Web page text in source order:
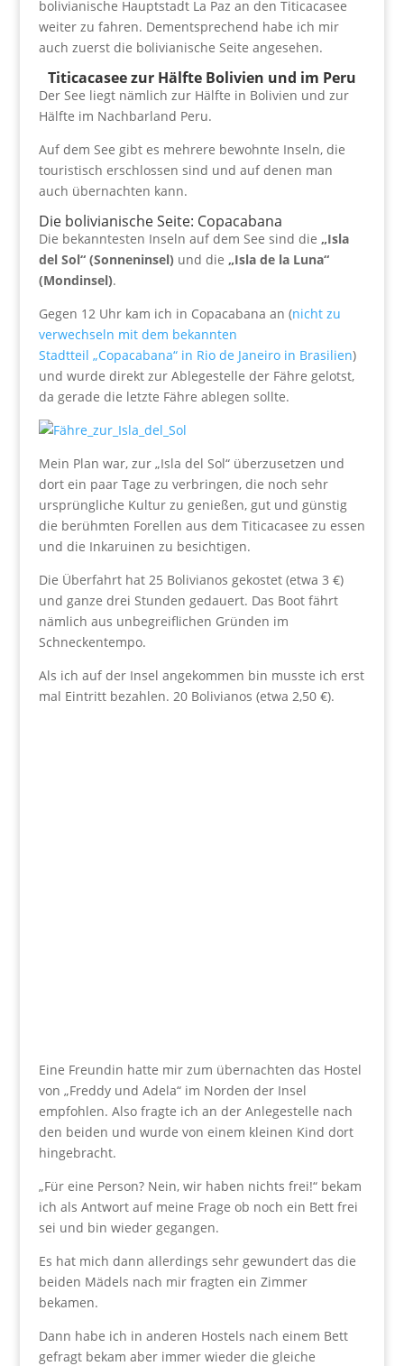
bolivianische Hauptstadt La Paz an den Titicacasee
weiter zu fahren. Dementsprechend habe ich mir
auch zuerst die bolivianische Seite angesehen.
Titicacasee zur Hälfte Bolivien und im Peru
Der See liegt nämlich zur Hälfte in Bolivien und zur
Hälfte im Nachbarland Peru.
Auf dem See gibt es mehrere bewohnte Inseln, die
touristisch erschlossen sind und auf denen man
auch übernachten kann.
Die bolivianische Seite: Copacabana
Die bekanntesten Inseln auf dem See sind die „Isla
del Sol“ (Sonneninsel) und die „Isla de la Luna“
(Mondinsel).
Gegen 12 Uhr kam ich in Copacabana an (nicht zu
verwechseln mit dem bekannten
Stadtteil „Copacabana“ in Rio de Janeiro in Brasilien)
und wurde direkt zur Ablegestelle der Fähre gelotst,
da gerade die letzte Fähre ablegen sollte.
Mein Plan war, zur „Isla del Sol“ überzusetzen und
dort ein paar Tage zu verbringen, die noch sehr
ursprüngliche Kultur zu genießen, gut und günstig
die berühmten Forellen aus dem Titicacasee zu essen
und die Inkaruinen zu besichtigen.
Die Überfahrt hat 25 Bolivianos gekostet (etwa 3 €)
und ganze drei Stunden gedauert. Das Boot fährt
nämlich aus unbegreiflichen Gründen im
Schneckentempo.
Als ich auf der Insel angekommen bin musste ich erst
mal Eintritt bezahlen. 20 Bolivianos (etwa 2,50 €).
Eine Freundin hatte mir zum übernachten das Hostel
von „Freddy und Adela“ im Norden der Insel
empfohlen. Also fragte ich an der Anlegestelle nach
den beiden und wurde von einem kleinen Kind dort
hingebracht.
„Für eine Person? Nein, wir haben nichts frei!“ bekam
ich als Antwort auf meine Frage ob noch ein Bett frei
sei und bin wieder gegangen.
Es hat mich dann allerdings sehr gewundert das die
beiden Mädels nach mir fragten ein Zimmer
bekamen.
Dann habe ich in anderen Hostels nach einem Bett
gefragt bekam aber immer wieder die gleiche